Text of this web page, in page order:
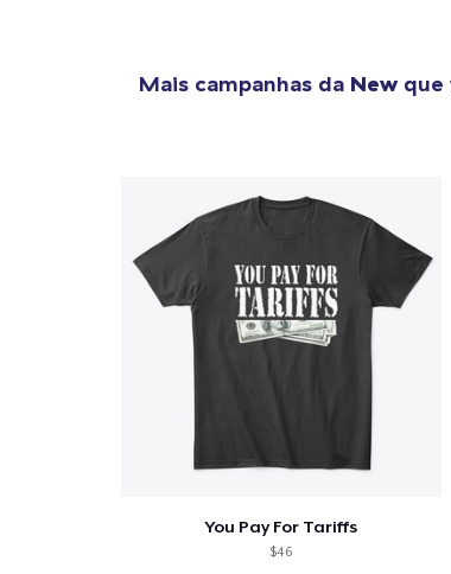
Mais campanhas da Newque
You Pay For Tariffs
$46